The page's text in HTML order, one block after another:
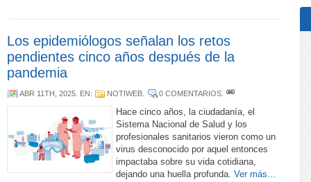
Los epidemiólogos señalan los retos
pendientes cinco años después de la
pandemia
ABR 11TH, 2025 . EN: NOTIWEB 0 COMENTARIOS
Hace cinco años, la ciudadanía, el
Sistema Nacional de Salud y los
profesionales sanitarios vieron como un
virus desconocido por aquel entonces
impactaba sobre su vida cotidiana,
dejando una huella profunda. Ver más…